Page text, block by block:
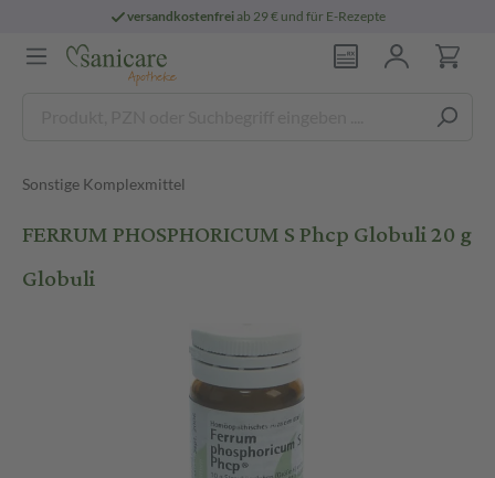
versandkostenfreiab 29 € und für E-Rezepte
Sonstige Komplexmittel
FERRUM PHOSPHORICUM S Phcp Globuli 20 g
Globuli